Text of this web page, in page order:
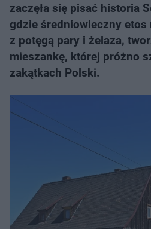
zaczęła się pisać historia
gdzie średniowieczny etos
z potęgą pary i żelaza,
mieszankę, której próżno
zakątkach Polski.